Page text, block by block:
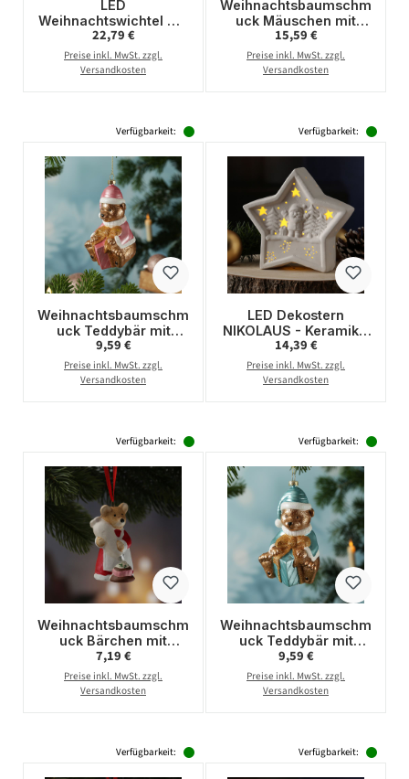
LED
Weihnachtswichtel mit
beleuchteter Mütze -
Dekofigur aus
Polyresin - H: 29cm -
Regulärer Preis:
22,79 €
Preise inkl. MwSt. zzgl.
Versandkosten
Weihnachtsbaumschm
uck Mäuschen mit
Donut -
Christbaumschmuck -
Glas - H: 11,5cm
Regulärer Preis:
15,59 €
Preise inkl. MwSt. zzgl.
Versandkosten
Verfügbarkeit:
Weihnachtsbaumschm
uck Teddybär mit
Geschenk -
Christbaumschmuck -
Kunststoff - H: 13cm
Regulärer Preis:
9,59 €
Preise inkl. MwSt. zzgl.
Versandkosten
Verfügbarkeit:
LED Dekostern
NIKOLAUS - Keramik -
weihnachtliches Motiv
- warmweiße LED - H:
16cm - Batterie - weiß
Regulärer Preis:
14,39 €
Preise inkl. MwSt. zzgl.
Versandkosten
Verfügbarkeit:
Weihnachtsbaumschm
uck Bärchen mit
Spritzbeutel und
Törtchen -
Christbaumschmuck -
Regulärer Preis:
7,19 €
Preise inkl. MwSt. zzgl.
Versandkosten
Verfügbarkeit:
Weihnachtsbaumschm
uck Teddybär mit
Geschenk -
Christbaumschmuck -
Kunststoff - H: 13cm
Regulärer Preis:
9,59 €
Preise inkl. MwSt. zzgl.
Versandkosten
Verfügbarkeit: Verfügbarkeit: